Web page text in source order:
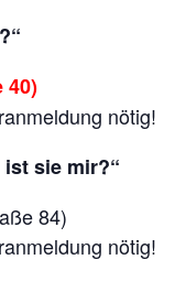
40)
nötig!
ist sie mir?“
84)
nötig!